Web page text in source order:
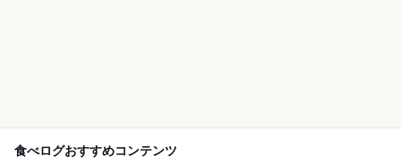
食べログおすすめコンテンツ